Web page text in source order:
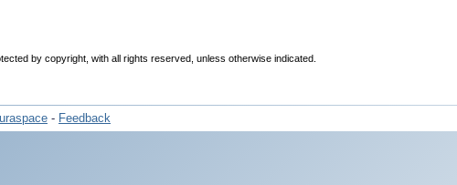
by copyright, with all rights reserved, unless otherwise indicated.
- Feedback